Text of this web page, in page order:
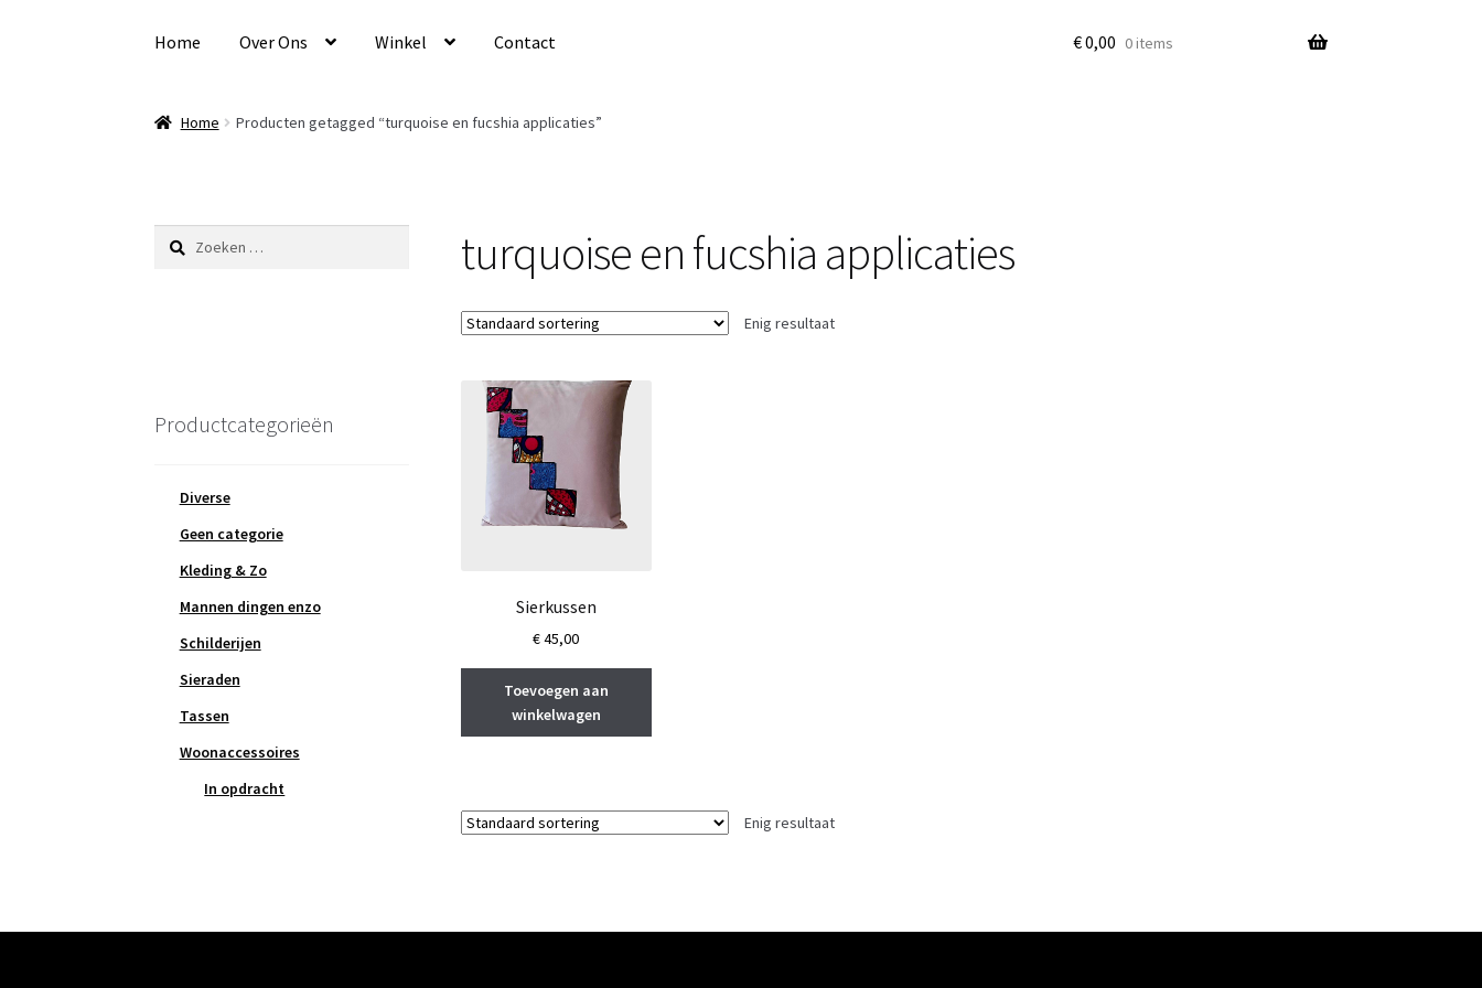
door
naar
Home Over Ons Winkel Contact €0,00 0 items
Home Producten getagged “turquoise en fucshia applicaties”
turquoise en fucshia applicaties
Enig resultaat
Sierkussen
€45,00
Toevoegen aan
winkelwagen
Enig resultaat
Zoeken
naar:
Productcategorieën
Diverse
Geen categorie
Kleding & Zo
Mannen dingen enzo
Schilderijen
Sieraden
Tassen
Woonaccessoires
In opdracht